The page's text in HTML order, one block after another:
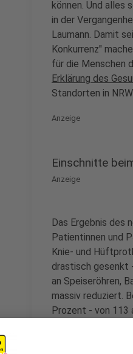
können. Und alles
in der
Laumann. Damit
Konkurrenz"
für die Menschen
Erklärung des
Standorten in
Anzeige
Einschnitte
Anzeige
Das Ergebnis des
Patientinnen und
Knie- und
drastisch gesenkt
an Speiseröhren,
massiv reduziert.
Prozent - von 113
der
läuft es darauf